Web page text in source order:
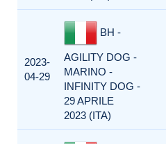
2023-
04-29
BH -
AGILITY DOG -
MARINO -
INFINITY DOG -
29 APRILE
2023 (ITA)